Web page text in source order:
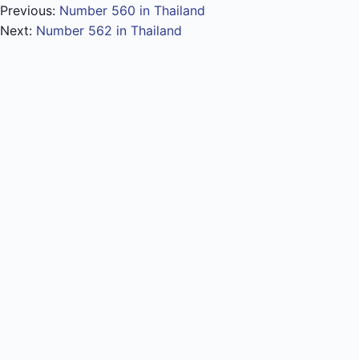
Previous: Number 560 in Thailand
Next: Number 562 in Thailand